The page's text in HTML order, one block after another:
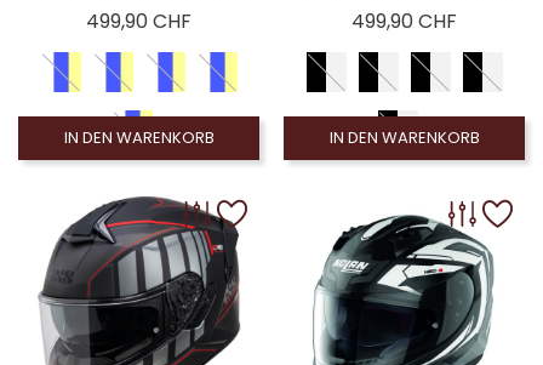
499,90 CHF
IN DEN WARENKORB
499,90 CHF
IN DEN WARENKORB